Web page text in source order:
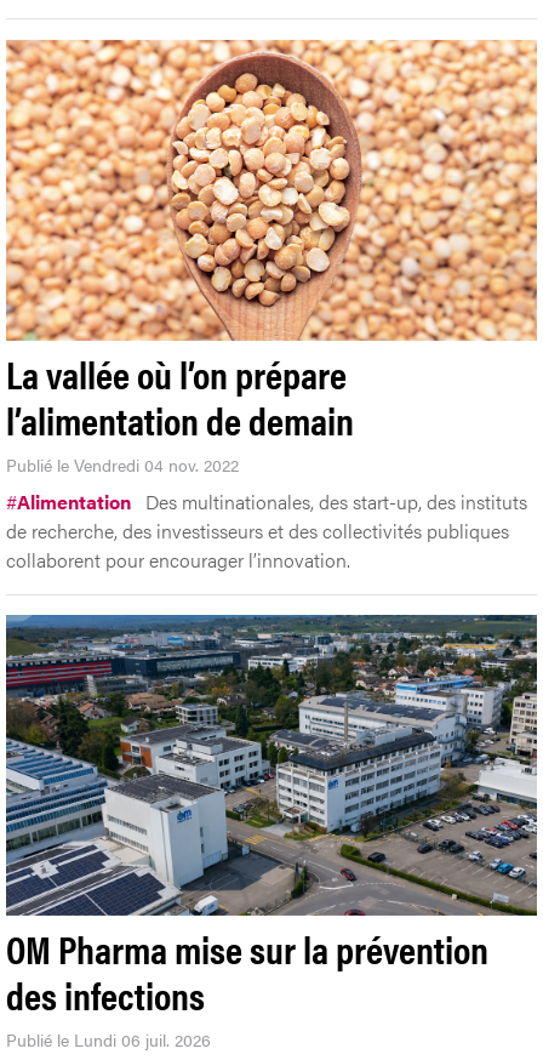
La vallée où l’on prépare
l’alimentation de demain
Publié le Vendredi 04 nov. 2022
#Alimentation Des multinationales, des start-up, des instituts
de recherche, des investisseurs et des collectivités publiques
collaborent pour encourager l’innovation.
OM Pharma mise sur la prévention
des infections
Publié le Lundi 06 juil. 2026